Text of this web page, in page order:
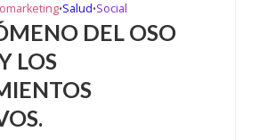
•Salud•Social
DEL OSO
LOS